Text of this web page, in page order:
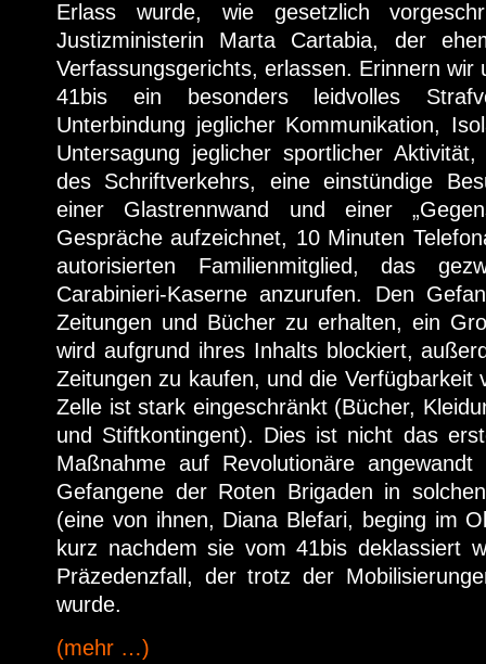
Erlass wurde, wie gesetzlich
Justizministerin Marta Cartabia, der
Verfassungsgerichts, erlassen. Erinnern wir
41bis ein besonders leidvolles
Unterbindung jeglicher Kommunikation,
Untersagung jeglicher sportlicher
des Schriftverkehrs, eine einstündige
einer Glastrennwand und einer
Gespräche aufzeichnet, 10 Minuten
autorisierten Familienmitglied, das
Carabinieri-Kaserne anzurufen. Den
Zeitungen und Bücher zu erhalten, ein
wird aufgrund ihres Inhalts blockiert,
Zeitungen zu kaufen, und die Verfügbarkeit
Zelle ist stark eingeschränkt (Bücher,
und Stiftkontingent). Dies ist nicht das
Maßnahme auf Revolutionäre
Gefangene der Roten Brigaden in
(eine von ihnen, Diana Blefari, beging im
kurz nachdem sie vom 41bis deklassiert
Präzedenzfall, der trotz der
wurde.
(mehr …)